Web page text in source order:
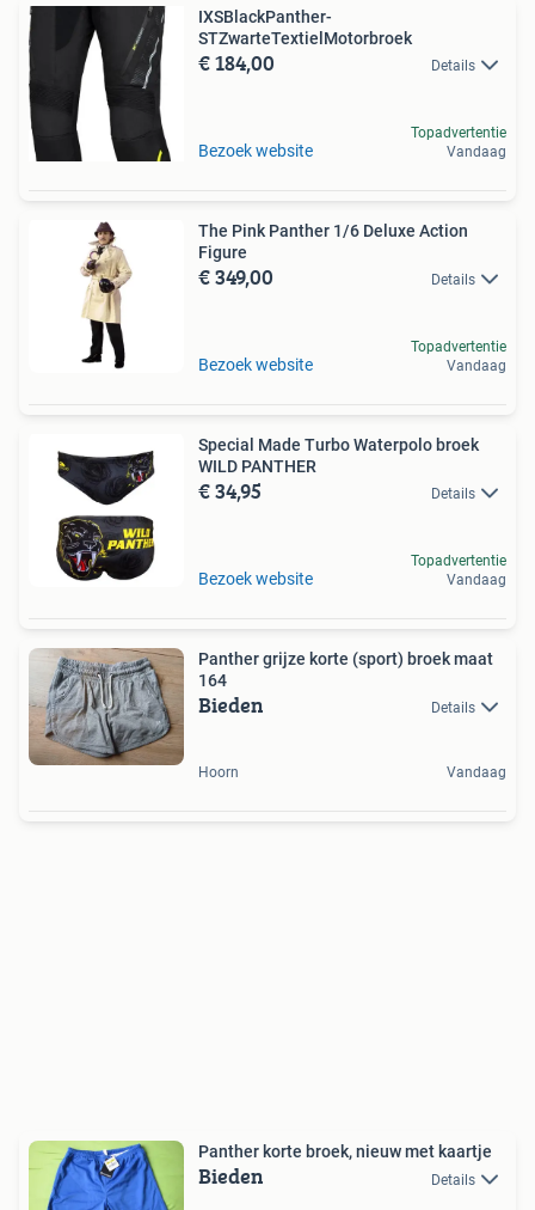
IXSBlackPanther-
STZwarteTextielMotorbroek
€ 184,00 Details
Bezoek website
Topadvertentie
Vandaag
The Pink Panther 1/6 Deluxe Action
Figure
€ 349,00 Details
Bezoek website
Topadvertentie
Vandaag
Special Made Turbo Waterpolo broek
WILD PANTHER
€ 34,95 Details
Bezoek website
Topadvertentie
Vandaag
Panther grijze korte (sport) broek maat
164
Bieden Details
Hoorn Vandaag
Panther korte broek, nieuw met kaartje
Bieden Details